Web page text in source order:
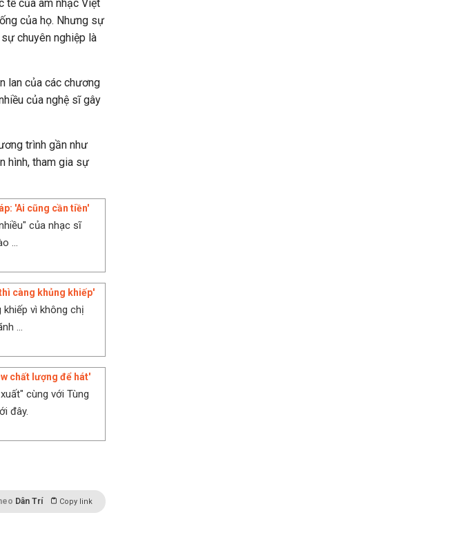
tế của âm nhạc Việt
của họ. Nhưng sự
chuyên nghiệp là
lan của các chương
của nghệ sĩ gây
trình gần như
hình, tham gia sự
'Ai cũng cần tiền'
của nhạc sĩ
...
càng khủng khiếp'
vì không chị
...
chất lượng để hát'
cùng với Tùng
đây.
Dân Trí Copy link